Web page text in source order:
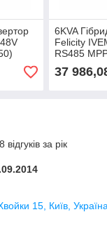
6KVA
Felicity
RS485
37
за рік
15, Київ,